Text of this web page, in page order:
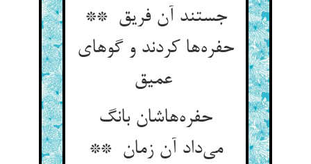
جستند آن فریق **
حفره‌ها کردند و گوهای
عمیق
حفره‌هاشان بانگ
می‌داد آن زمان **